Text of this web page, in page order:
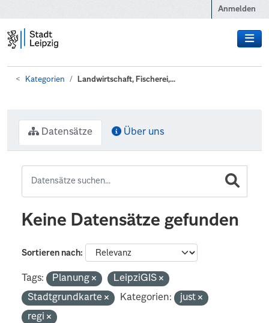
Anmelden
Kategorien Landwirtschaft, Fischerei,...
Datensätze Über uns
Keine Datensätze gefunden
Sortieren nach
Tags: Planung
LeipziGIS
Stadtgrundkarte
Kategorien:
just
regi